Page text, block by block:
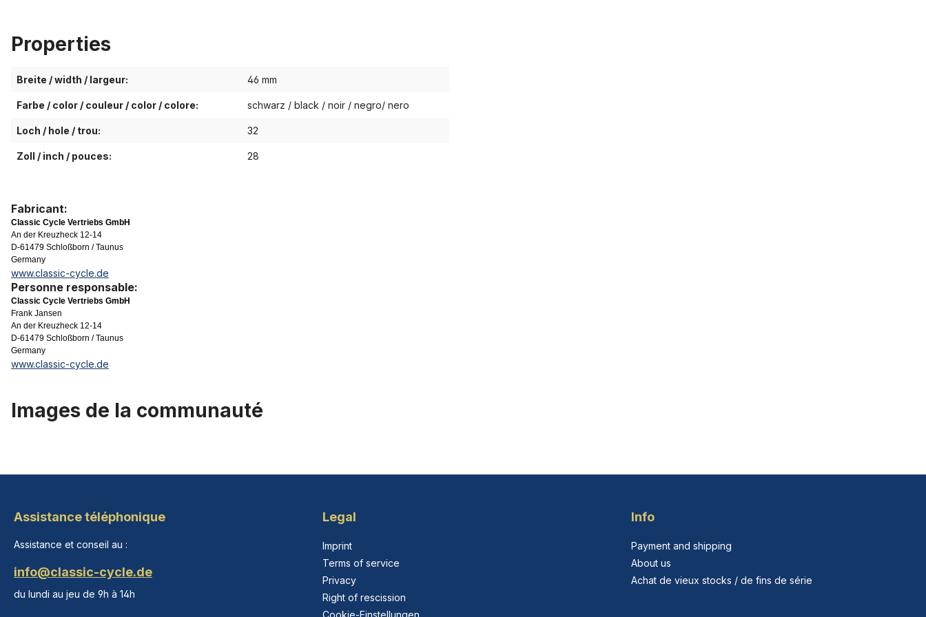
Properties
Breite / width / largeur: 46 mm
Farbe / color / couleur / color / colore: schwarz / black / noir / negro/ nero
Loch / hole / trou: 32
Zoll / inch / pouces: 28
Fabricant:
Classic Cycle Vertriebs GmbH
An der Kreuzheck 12-14
D-61479 Schloßborn / Taunus
Germany
www.classic-cycle.de
Personne responsable:
Classic Cycle Vertriebs GmbH
Frank Jansen
An der Kreuzheck 12-14
D-61479 Schloßborn / Taunus
Germany
www.classic-cycle.de
Images de la communauté
Assistance téléphonique
Assistance et conseil au :
info@classic-cycle.de
du lundi au jeu de 9h à 14h
Legal
Imprint
Terms of service
Privacy
Right of rescission
Info
Payment and shipping
About us
Achat de vieux stocks / de fins de série